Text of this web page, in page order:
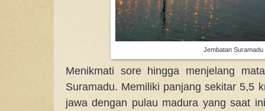
Jembatan Suramadu
Menikmati sore hingga menjelang
Suramadu. Memiliki panjang sekitar 5,5
jawa dengan pulau madura yang saat